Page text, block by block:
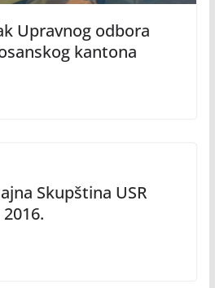
Upravnog odbora
kantona
Skupština USR